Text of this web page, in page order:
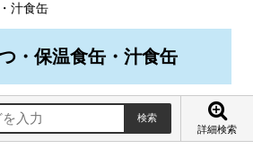
汁食缶
・保温食缶・汁食缶
詳細検索